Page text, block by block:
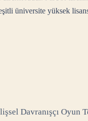
üniversite yüksek
Davranışçı Oyun